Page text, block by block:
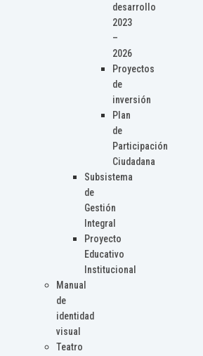
desarrollo
2023
–
2026
Proyectos
de
inversión
Plan
de
Participación
Ciudadana
Subsistema
de
Gestión
Integral
Proyecto
Educativo
Institucional
Manual
de
identidad
visual
Teatro